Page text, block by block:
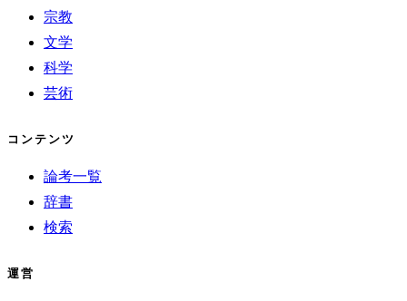
宗教
文学
科学
芸術
コンテンツ
論考一覧
辞書
検索
運営